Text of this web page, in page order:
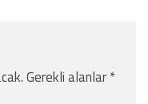
Gerekli alanlar*